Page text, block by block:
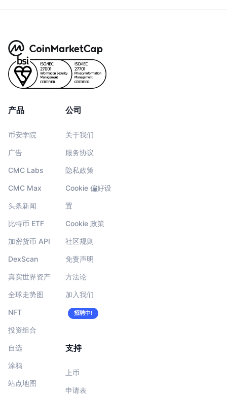
产品
币安学院
广告
CMC Labs
CMC Max
头条新闻
比特币 ETF
加密货币 API
DexScan
真实世界资产
全球走势图
NFT
投资组合
自选
涂鸦
站点地图
公司
关于我们
服务协议
隐私政策
Cookie 偏好设
置
Cookie 政策
社区规则
免责声明
方法论
加入我们
招聘中!
支持
上币
申请表